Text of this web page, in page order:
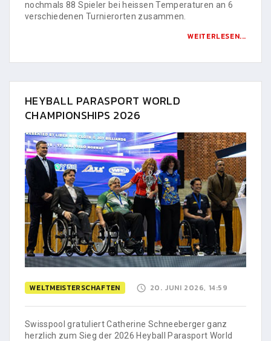
nochmals 88 Spieler bei heissen Temperaturen an 6
verschiedenen Turnierorten zusammen.
WEITERLESEN...
HEYBALL PARASPORT WORLD
CHAMPIONSHIPS 2026
WELTMEISTERSCHAFTEN 20. JUNI 2026, 14:59
Swisspool gratuliert Catherine Schneeberger ganz
herzlich zum Sieg der 2026 Heyball Parasport World